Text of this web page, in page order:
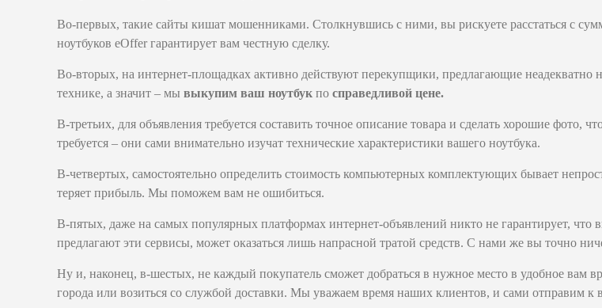
Во-первых, такие сайты кишат мошенниками. Столкнувшись с ними, вы рискуете расстаться с
ноутбуков eOffer гарантирует вам честную сделку.
Во-вторых, на интернет-площадках активно действуют перекупщики, предлагающие
технике, а значит – мы выкупим ваш ноутбук по справедливой цене.
В-третьих, для объявления требуется составить точное описание товара и сделать хорошие
требуется – они сами внимательно изучат технические характеристики вашего ноутбука.
В-четвертых, самостоятельно определить стоимость компьютерных комплектующих бывает
теряет прибыль. Мы поможем вам не ошибиться.
В-пятых, даже на самых популярных платформах интернет-объявлений никто не гарантирует, что
предлагают эти сервисы, может оказаться лишь напрасной тратой средств. С нами же вы точно
Ну и, наконец, в-шестых, не каждый покупатель сможет добраться в нужное место в удобное вам
города или возиться со службой доставки. Мы уважаем время наших клиентов, и сами отправим к